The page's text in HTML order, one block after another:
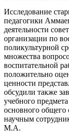
Исследование
педагогики
деятельности
организации по
поликультурной
множества
воспитательной
положительно
ценности
обсудили также
учебного
основного
научным
М.А.